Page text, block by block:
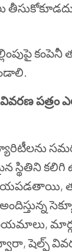
కంపెనీ
వివరణ పత్రం
స్థితిని
,
నియమాలు,
,షెల్ఫ్